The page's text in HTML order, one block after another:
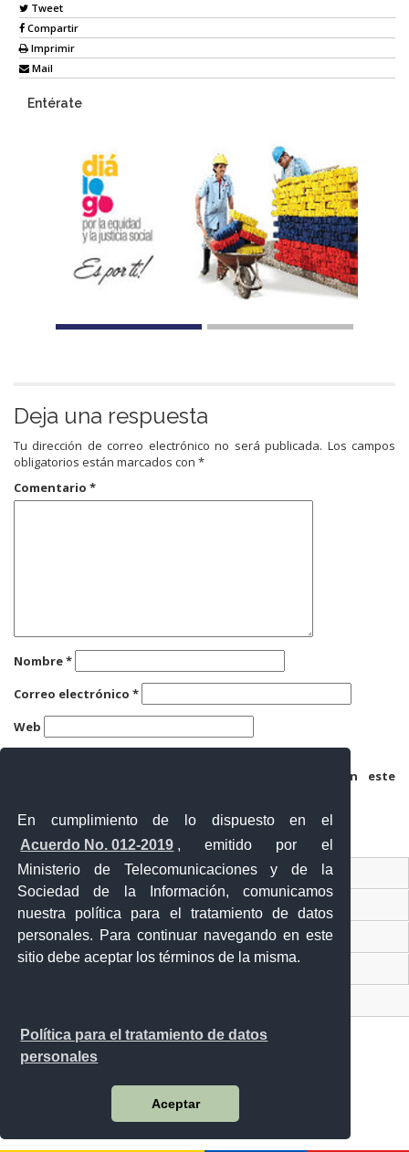
En cumplimiento de lo dispuesto en el
Acuerdo No. 012-2019 , emitido por el
Ministerio de Telecomunicaciones y de la
Sociedad de la Información, comunicamos
nuestra política para el tratamiento de datos
personales. Para continuar navegando en este
sitio debe aceptar los términos de la misma.
Política para el tratamiento de datos
personales
Aceptar
Tweet
Compartir
Imprimir
Mail
Entérate
Deja una respuesta
Tu dirección de correo electrónico no será publicada. Los campos
obligatorios están marcados con *
Comentario *
Nombre*
Correo electrónico *
Web
Guarda mi nombre, correo electrónico y web en este
Ventanilla Única Virtual
Ventanilla Única de Comercio Exterior
Gobierno Abierto
Malecón y Aguirre
Guayaquil - Ecuador